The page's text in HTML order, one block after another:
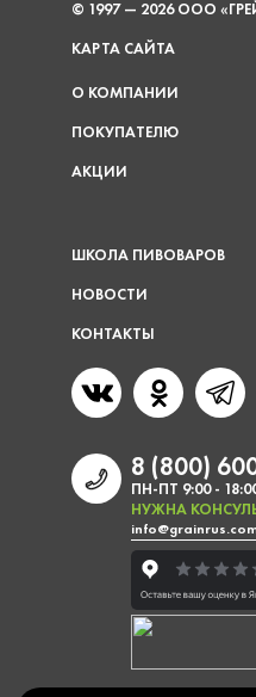
© 1997 — 2026 ООО
КАРТА САЙТА
О КОМПАНИИ
ПОКУПАТЕЛЮ
АКЦИИ
ШКОЛА ПИВОВАРОВ
НОВОСТИ
КОНТАКТЫ
8 (800)
ПН-ПТ 9:00 -
НУЖНА